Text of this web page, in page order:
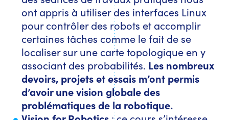
ont appris à utiliser des interfaces Linux
pour contrôler des robots et accomplir
certaines tâches comme le fait de se
localiser sur une carte topologique en y
associant des probabilités. Les nombreux
devoirs, projets et essais m’ont permis
d’avoir une vision globale des
problématiques de la robotique.